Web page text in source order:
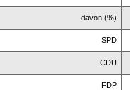
davon (%)
SPD
CDU
FDP